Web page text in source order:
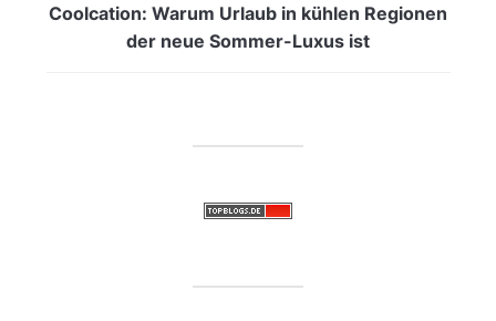
Coolcation: Warum Urlaub in kühlen Regionen
der neue Sommer-Luxus ist